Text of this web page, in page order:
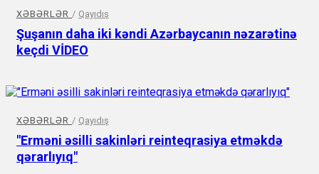
XƏBƏRLƏR / Qayıdış
Şuşanın daha iki kəndi Azərbaycanın nəzarətinə
keçdi VİDEO
XƏBƏRLƏR / Qayıdış
"Erməni əsilli sakinləri reinteqrasiya etməkdə
qərarlıyıq"